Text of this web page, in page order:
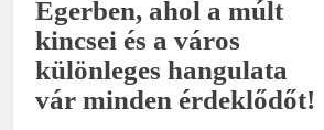
Egerben, ahol a múlt
kincsei és a város
különleges hangulata
vár minden érdeklődőt!